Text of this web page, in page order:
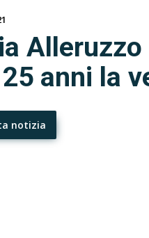
anni la
notizia